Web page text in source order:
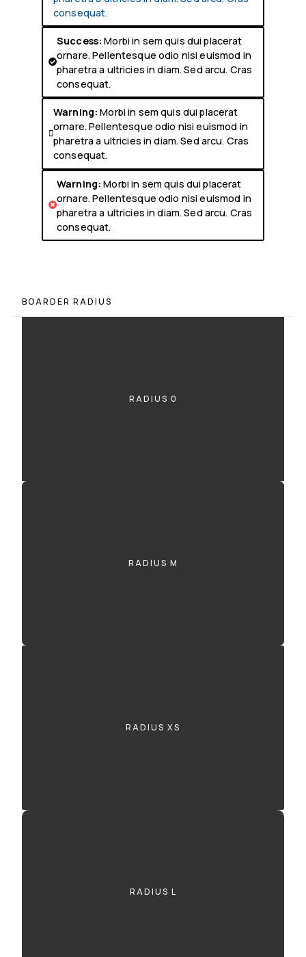
consequat.
Success: Morbi in sem quis dui placerat
ornare. Pellentesque odio nisi euismod in
pharetra a ultricies in diam. Sed arcu. Cras
consequat.

Warning: Morbi in sem quis dui placerat
ornare. Pellentesque odio nisi euismod in
pharetra a ultricies in diam. Sed arcu. Cras
consequat.

Warning: Morbi in sem quis dui placerat
ornare. Pellentesque odio nisi euismod in
pharetra a ultricies in diam. Sed arcu. Cras
consequat.

BOARDER RADIUS
RADIUS 0
RADIUS M
RADIUS XS
RADIUS L